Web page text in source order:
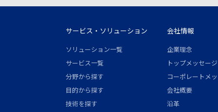
サービス・ソリューション
ソリューション一覧
サービス一覧
分野から探す
目的から探す
技術を探す
会社情報
企業理念
トップメッセージ
コーポレートメ
会社概要
沿革